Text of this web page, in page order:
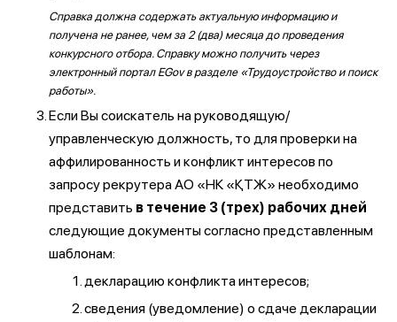
Справка должна содержать актуальную информацию и
получена не ранее, чем за 2 (два) месяца до проведения
конкурсного отбора. Справку можно получить через
электронный портал EGov в разделе «Трудоустройство и поиск
работы».
Если Вы соискатель на руководящую/
управленческую должность, то для проверки на
аффилированность и конфликт интересов по
запросу рекрутера АО «НК «ҚТЖ» необходимо
представить в течение 3 (трех) рабочих дней
следующие документы согласно представленным
шаблонам:
декларацию конфликта интересов;
сведения (уведомление) о сдаче декларации